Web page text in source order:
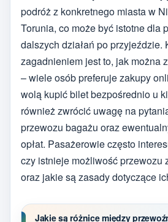
podróż z konkretnego miasta w
Torunia, co może być istotne dla
dalszych działań po przyjeździe.
zagadnieniem jest to, jak można
– wiele osób preferuje zakupy
wolą kupić bilet bezpośrednio u
również zwrócić uwagę na
przewozu bagażu oraz
opłat. Pasażerowie często
czy istnieje możliwość przewozu
oraz jakie są zasady dotyczące
Jakie są różnice między